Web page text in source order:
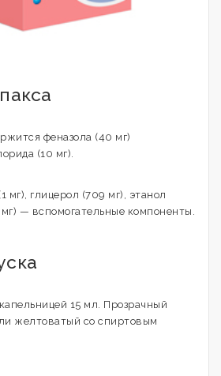
феназола (40 мг)
(10 мг).
мг), глицерол (709 мг), этанол
— вспомогательные компоненты.
15 мл. Прозрачный
желтоватый со спиртовым